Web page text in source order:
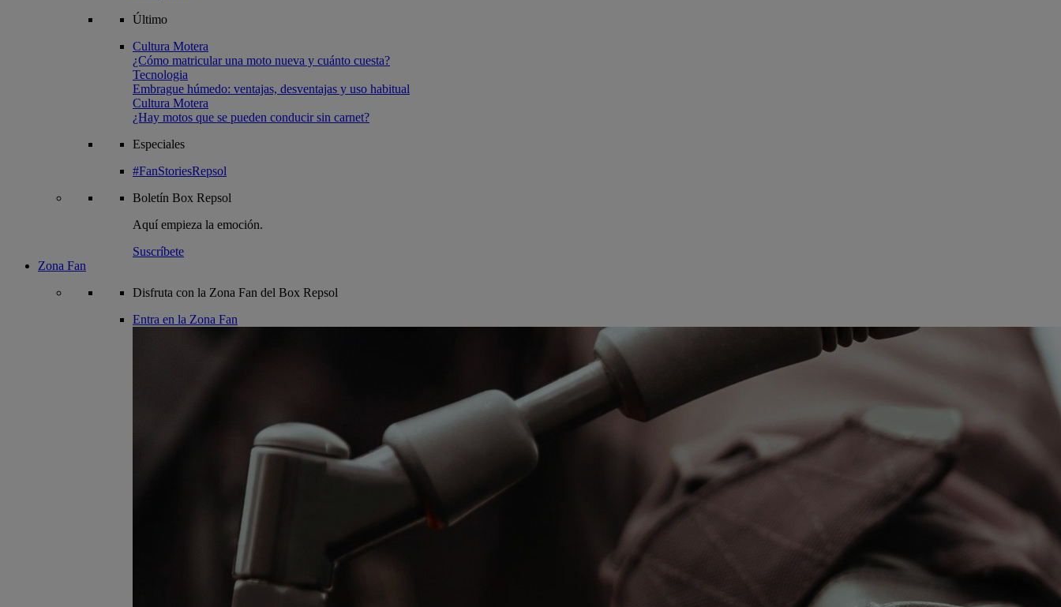
Último
Cultura Motera
¿Cómo matricular una moto nueva y cuánto cuesta?
Tecnologia
Embrague húmedo: ventajas, desventajas y uso habitual
Cultura Motera
¿Hay motos que se pueden conducir sin carnet?
Especiales
#FanStoriesRepsol
Boletín Box Repsol
Aquí empieza la emoción.
Suscríbete
Zona Fan
Disfruta con la Zona Fan del Box Repsol
Entra en la Zona Fan